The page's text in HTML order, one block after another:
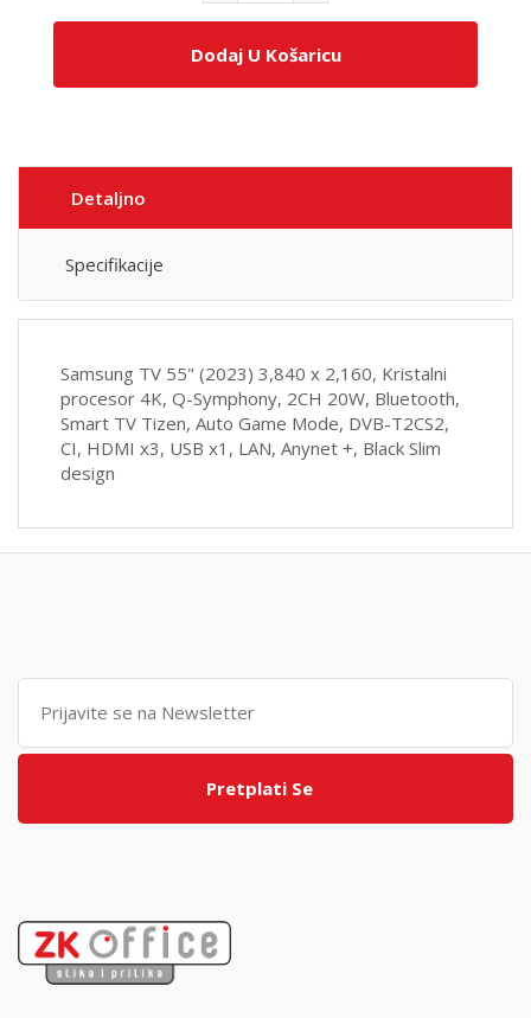
Dodaj U Košaricu
Detaljno
Specifikacije
Samsung TV 55" (2023) 3,840 x 2,160, Kristalni
procesor 4K, Q-Symphony, 2CH 20W, Bluetooth,
Smart TV Tizen, Auto Game Mode, DVB-T2CS2,
CI, HDMI x3, USB x1, LAN, Anynet +, Black Slim
design
Pretplati Se